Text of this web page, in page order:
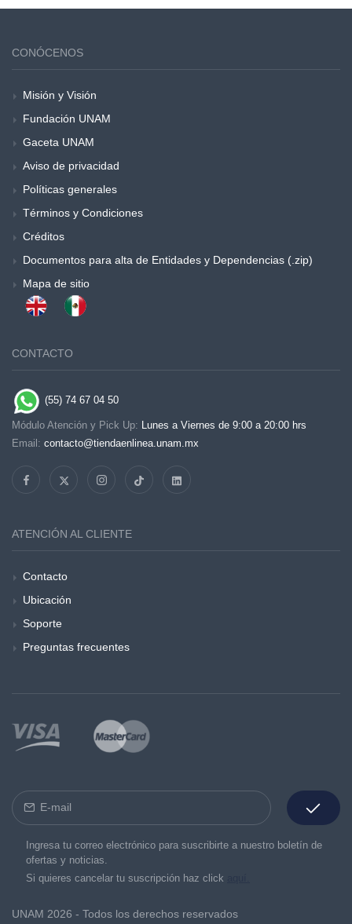
CONÓCENOS
Misión y Visión
Fundación UNAM
Gaceta UNAM
Aviso de privacidad
Políticas generales
Términos y Condiciones
Créditos
Documentos para alta de Entidades y Dependencias (.zip)
Mapa de sitio
CONTACTO
(55) 74 67 04 50
Módulo Atención y Pick Up: Lunes a Viernes de 9:00 a 20:00 hrs
Email: contacto@tiendaenlinea.unam.mx
ATENCIÓN AL CLIENTE
Contacto
Ubicación
Soporte
Preguntas frecuentes
Ingresa tu correo electrónico para suscribirte a nuestro boletín de
ofertas y noticias.
Si quieres cancelar tu suscripción haz click
UNAM 2026 - Todos los derechos reservados